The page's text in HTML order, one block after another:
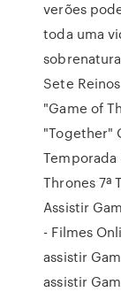
verões
toda uma
Sete
"Game of
"Together"
Thrones 7ª
Assistir
- Filmes
assistir
assistir